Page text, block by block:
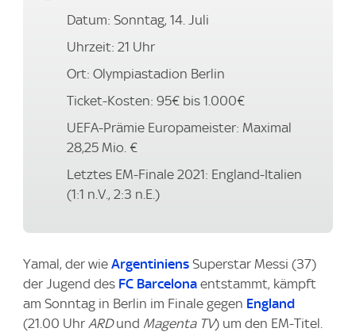
Datum: Sonntag, 14. Juli
Uhrzeit: 21 Uhr
Ort: Olympiastadion Berlin
Ticket-Kosten: 95€ bis 1.000€
UEFA-Prämie Europameister: Maximal
28,25 Mio. €
Letztes EM-Finale 2021: England-Italien
(1:1 n.V., 2:3 n.E.)
Yamal, der wie Argentiniens Superstar Messi (37)
der Jugend des FC Barcelona entstammt, kämpft
am Sonntag in Berlin im Finale gegen England
(21.00 Uhr ARDund Magenta TV) um den EM-Titel.